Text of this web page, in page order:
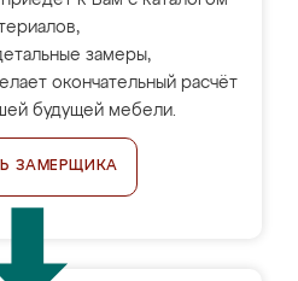
замеры,
окончательный расчёт
будущей мебели.
ЗАМЕРЩИКА